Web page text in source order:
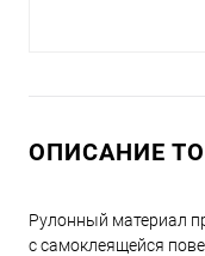
ОПИСАНИЕ
Рулонный материал
с самоклеящейся